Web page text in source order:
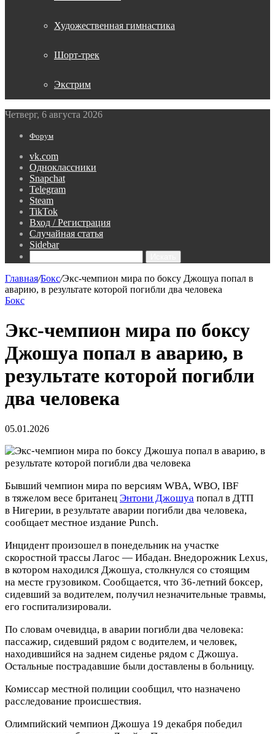
Художественная гимнастика
Шорт-трек
Экстрим
Четверг, 6 августа 2026
Форум
vk.com
Одноклассники
Snapchat
Telegram
Steam
TikTok
Вход / Регистрация
Случайная статья
Sidebar
Главная/Бокс/Экс‑чемпион мира по боксу Джошуа попал в
аварию, в результате которой погибли два человека
Бокс
Экс‑чемпион мира по боксу
Джошуа попал в аварию, в
результате которой погибли
два человека
05.01.2026
Бывший чемпион мира по версиям WBA, WBO, IBF
в тяжелом весе британец Энтони Джошуа попал в ДТП
в Нигерии, в результате аварии погибли два человека,
сообщает местное издание Punch.
Инцидент произошел в понедельник на участке
скоростной трассы Лагос — Ибадан. Внедорожник Lexus,
в котором находился Джошуа, столкнулся со стоящим
на месте грузовиком. Сообщается, что 36‑летний боксер,
сидевший за водителем, получил незначительные травмы,
его госпитализировали.
По словам очевидца, в аварии погибли два человека:
пассажир, сидевший рядом с водителем, и человек,
находившийся на заднем сиденье рядом с Джошуа.
Остальные пострадавшие были доставлены в больницу.
Комиссар местной полиции сообщил, что назначено
расследование происшествия.
Олимпийский чемпион Джошуа 19 декабря победил